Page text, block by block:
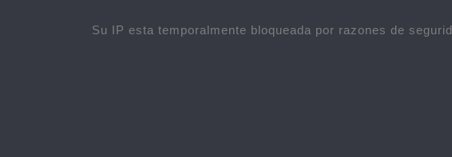
Su IP esta temporalmente bloqueada por razones de